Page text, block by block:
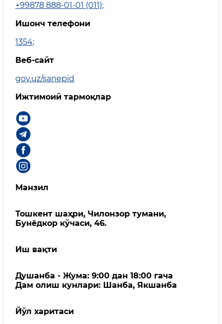
+99878 888-01-01 (011);
Ишонч телефони
1354;
Веб-сайт
gov.uz/sanepid
Ижтимоий тармоқлар
Манзил
Тошкент шаҳри, Чилонзор тумани,
Бунёдкор кўчаси, 46.
Иш вақти
Душанба - Жума: 9:00 дан 18:00 гача
Дам олиш кунлари: Шанба, Якшанба
Йўл харитаси